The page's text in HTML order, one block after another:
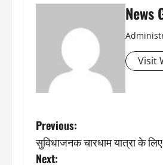
News
Visit
P
o
Previous:
सुविधाजनक चारधाम यात्रा के
Next: